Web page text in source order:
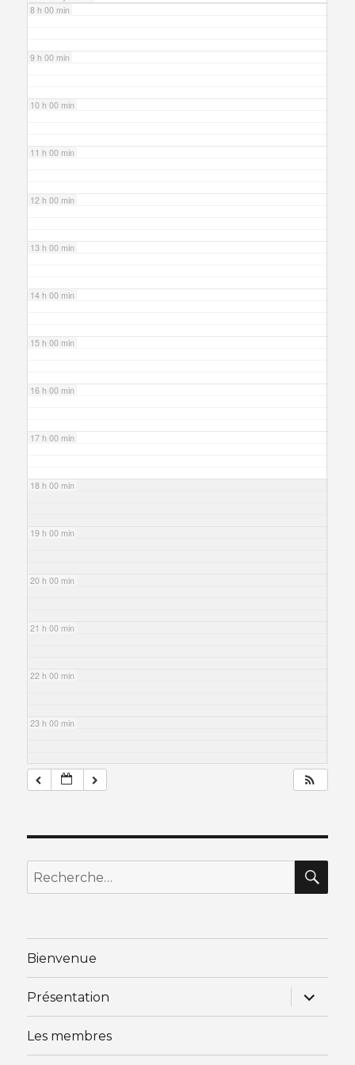
8 h 00 min
9 h 00 min
10 h 00 min
11 h 00 min
12 h 00 min
13 h 00 min
14 h 00 min
15 h 00 min
16 h 00 min
17 h 00 min
18 h 00 min
19 h 00 min
20 h 00 min
21 h 00 min
22 h 00 min
23 h 00 min
Recherche
pour
Bienvenue
Présentation
ouvrir
le
sous-
Les membres